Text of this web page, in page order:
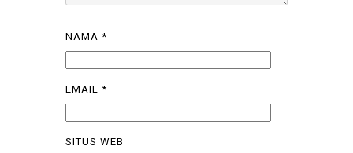
NAMA *
EMAIL *
SITUS WEB